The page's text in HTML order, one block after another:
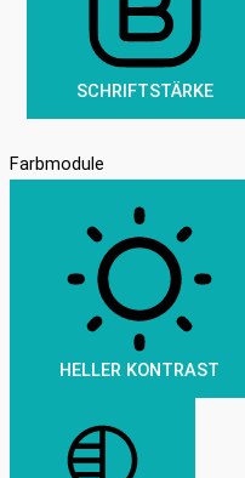
SCHRIFTSTÄRKE
Farbmodule
HELLER KONTRAST